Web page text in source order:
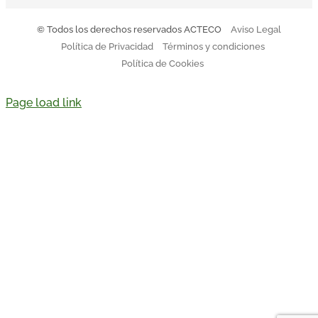
© Todos los derechos reservados ACTECO
Aviso Legal
Política de Privacidad
Términos y condiciones
Política de Cookies
Page load link